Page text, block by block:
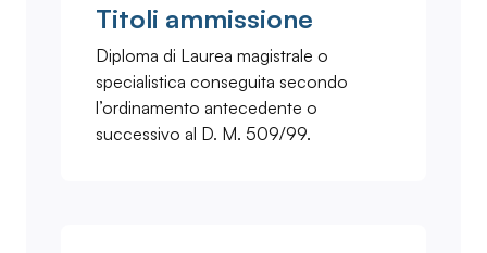
Titoli ammissione
Diploma di Laurea magistrale o
specialistica conseguita secondo
l’ordinamento antecedente o
successivo al D. M. 509/99.